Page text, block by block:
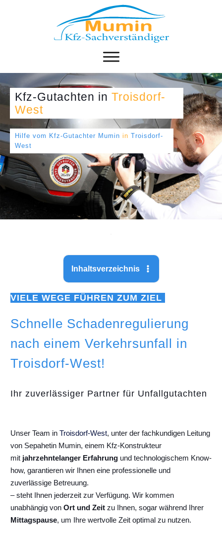
Kfz-Gutachten in Troisdorf-
West
Hilfe vom Kfz-Gutachter Mumin in Troisdorf-
West
Inhaltsverzeichnis
VIELE WEGE FÜHREN ZUM ZIEL
Schnelle Schadenregulierung
nach einem Verkehrsunfall in
Troisdorf-West!
Ihr zuverlässiger Partner für Unfallgutachten
Unser Team in Troisdorf-West, unter der fachkundigen Leitung
von Sepahetin Mumin, einem Kfz-Konstrukteur
mit jahrzehntelanger Erfahrung und technologischem Know-
how, garantieren wir Ihnen eine professionelle und
zuverlässige Betreuung.
– steht Ihnen jederzeit zur Verfügung. Wir kommen
unabhängig von Ort und Zeit zu Ihnen, sogar während Ihrer
Mittagspause, um Ihre wertvolle Zeit optimal zu nutzen.